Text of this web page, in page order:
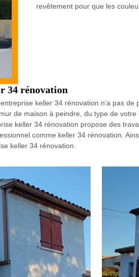
revêtement pour que les
34 rénovation
keller 34 rénovation n’a pas
de maison à peindre, du type de
keller 34 rénovation propose des
comme keller 34 rénovation.
keller 34 rénovation.